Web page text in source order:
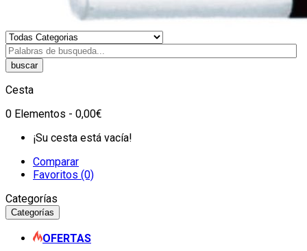
buscar
Cesta
0 Elementos - 0,00€
¡Su cesta está vacía!
Comparar
Favoritos (0)
Categorías
Categorías
OFERTAS